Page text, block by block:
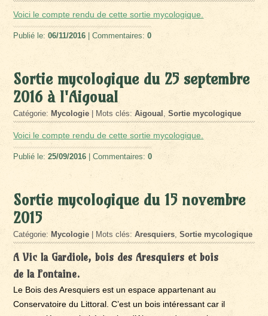
Voici le compte rendu de cette sortie mycologique.
Publié le:06/11/2016 | Commentaires:0
Sortie mycologique du 25 septembre
2016 à l'Aigoual
Catégorie: Mycologie | Mots clés:Aigoual ,Sortie mycologique
Voici le compte rendu de cette sortie mycologique.
Publié le:25/09/2016 | Commentaires:0
Sortie mycologique du 15 novembre
2015
Catégorie: Mycologie | Mots clés:Aresquiers,Sortie mycologique
A Vic la Gardiole, bois des Aresquiers et bois
de la Fontaine.
Le Bois des Aresquiers est un espace appartenant au
Conservatoire du Littoral. C’est un bois intéressant car il